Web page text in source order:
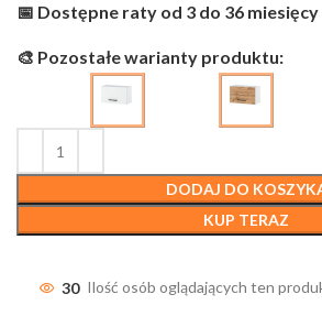
📅 Dostępne raty od 3 do 36 miesięcy
🎨 Pozostałe warianty produktu:
DODAJ DO
KUP TERAZ
30 Ilość osób oglądających ten